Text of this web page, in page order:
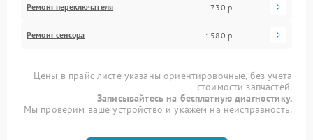
Ремонт переключателя 730 р
Ремонт сенсора 1580 р
Цены в прайс-листе указаны ориентировочные, без учета
стоимости запчастей.
Записывайтесь на бесплатную диагностику.
Мы проверим ваше устройство и укажем на неисправность.